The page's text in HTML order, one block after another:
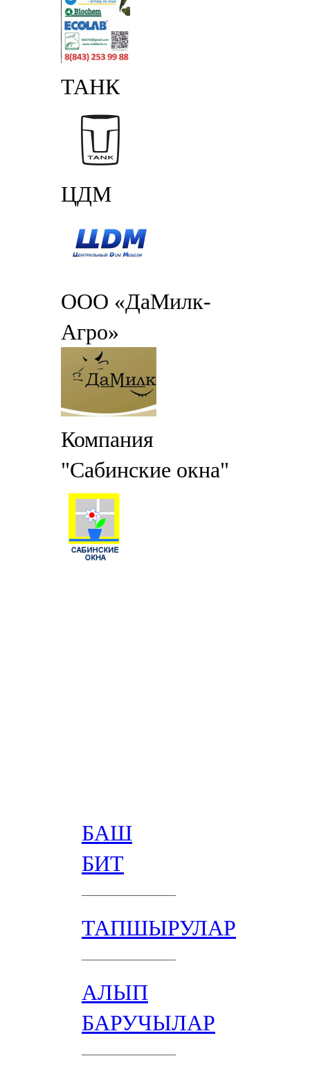
ТАНК
ЦДМ
ООО «ДаМилк-
Агро»
Компания
"Сабинские окна"
БАШ
БИТ
ТАПШЫРУЛАР
АЛЫП
БАРУЧЫЛАР